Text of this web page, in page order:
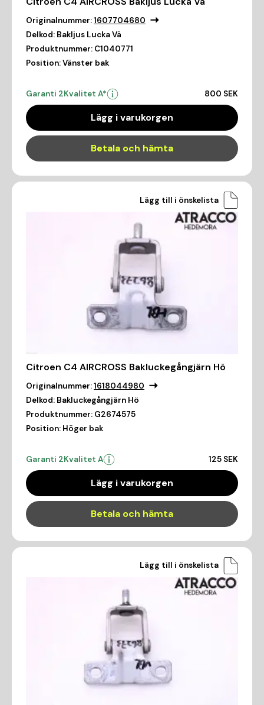
Originalnummer:1607704680
Delkod: Bakljus Lucka Vä
Produktnummer: C1040771
Position:Vänster bak
Garanti 2Kvalitet A* 800 SEK
Lägg i varukorgen
Betala och hämta
Lägg till i önskelista
Citroen C4 AIRCROSS Bakluckegångjärn Hö
Originalnummer:1618044980
Delkod: Bakluckegångjärn Hö
Produktnummer: G2674575
Position: Höger bak
Garanti 2Kvalitet A 125 SEK
Lägg i varukorgen
Betala och hämta
Lägg till i önskelista